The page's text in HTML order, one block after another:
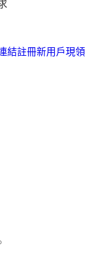
結註冊新用戶現領